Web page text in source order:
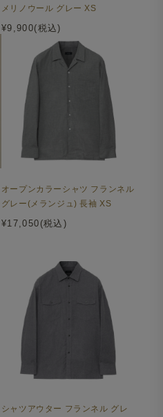
メリノウール グレー XS
¥9,900(税込)
オープンカラーシャツ フランネル
グレー(メランジュ) 長袖 XS
¥17,050(税込)
シャツアウター フランネル グレ